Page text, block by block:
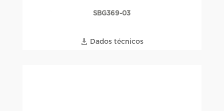
SBG369-03
Dados técnicos